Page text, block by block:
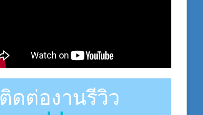
ติดต่องานรีวิว